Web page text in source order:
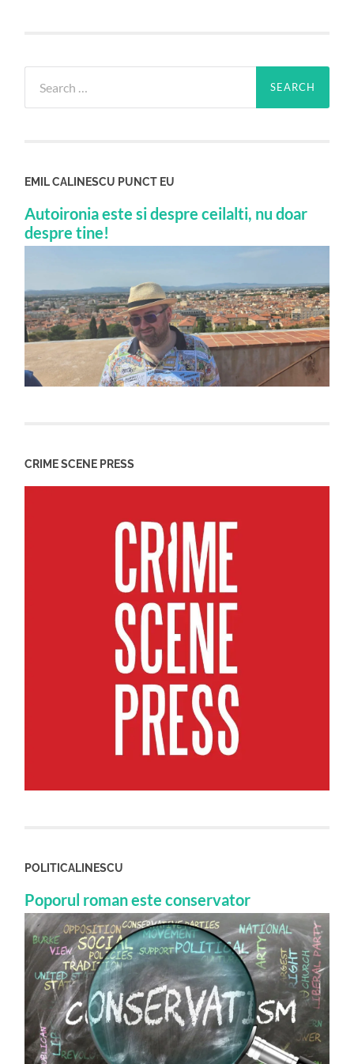
for:
EMIL CALINESCU PUNCT EU
Autoironia este si despre ceilalti, nu doar
despre tine!
CRIME SCENE PRESS
POLITICALINESCU
Poporul roman este conservator